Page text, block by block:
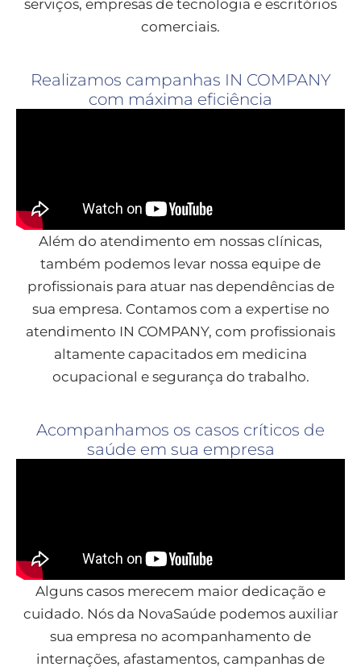
serviços, empresas de tecnologia e escritórios
comerciais.
Realizamos campanhas IN COMPANY
com máxima eficiência
Além do atendimento em nossas clínicas,
também podemos levar nossa equipe de
profissionais para atuar nas dependências de
sua empresa. Contamos com a expertise no
atendimento IN COMPANY, com profissionais
altamente capacitados em medicina
ocupacional e segurança do trabalho.
Acompanhamos os casos críticos de
saúde em sua empresa
Alguns casos merecem maior dedicação e
cuidado. Nós da NovaSaúde podemos auxiliar
sua empresa no acompanhamento de
internações, afastamentos, campanhas de